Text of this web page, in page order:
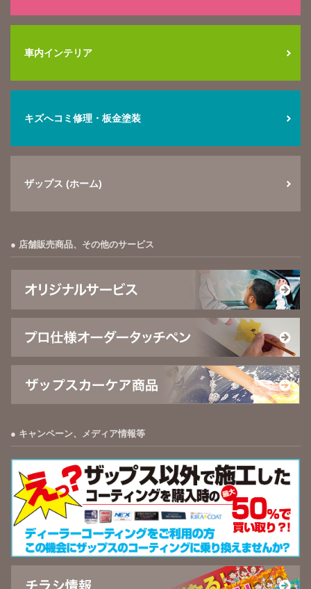
車内インテリア
キズへコミ修理・板金塗装
ザップス (ホーム)
店舗販売商品、その他のサービス
キャンペーン、メディア情報等